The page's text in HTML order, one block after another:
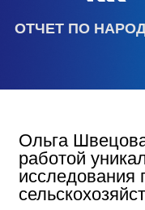
ОТЧЕТ ПО
Ольга
работой
исследования